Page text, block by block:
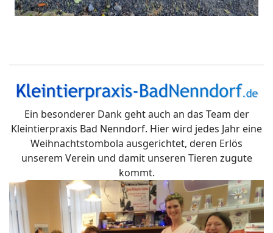
Ein besonderer Dank geht auch an das Team der
Kleintierpraxis Bad Nenndorf. Hier wird jedes Jahr eine
Weihnachtstombola ausgerichtet, deren Erlös
unserem Verein und damit unseren Tieren zugute
kommt.